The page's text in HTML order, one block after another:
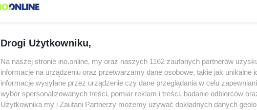
Drogi Użytkowniku,
Na naszej stronie ino.online, my oraz naszych 1162 zaufanych partnerów
informacje na urządzeniu oraz przetwarzamy dane osobowe, takie jak unikalne
informacje wysyłane przez urządzenie czy dane przeglądania w celu
wybór spersonalizowanych treści, pomiar reklam i treści, badanie odbiorców
Użytkownika my i Zaufani Partnerzy możemy używać dokładnych danych